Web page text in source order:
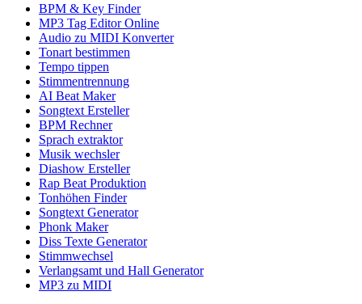
BPM & Key Finder
MP3 Tag Editor Online
Audio zu MIDI Konverter
Tonart bestimmen
Tempo tippen
Stimmentrennung
AI Beat Maker
Songtext Ersteller
BPM Rechner
Sprach extraktor
Musik wechsler
Diashow Ersteller
Rap Beat Produktion
Tonhöhen Finder
Songtext Generator
Phonk Maker
Diss Texte Generator
Stimmwechsel
Verlangsamt und Hall Generator
MP3 zu MIDI